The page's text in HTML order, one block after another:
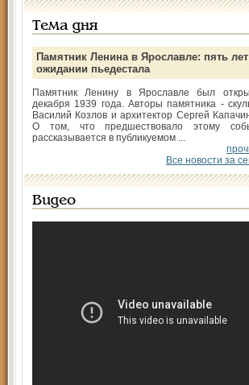
Тема дня
Памятник Ленина в Ярославле: пять
ожидании пьедестала
Памятник Ленину в Ярославле был
декабря 1939 года. Авторы памятника -
Василий Козлов и архитектор Сергей
О том, что предшествовало этому
рассказывается в публикуемом ...
Все новости за
Видео